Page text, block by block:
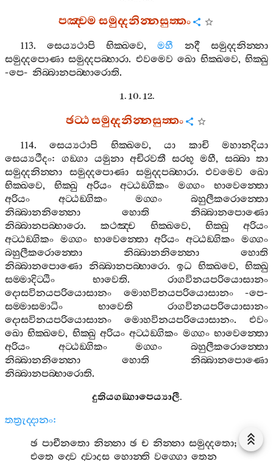
පඤ‍්චමසමුද‍්දනින‍්නසුත‍්තං
113. සෙය්‍යථාපි භික‍්ඛවෙ,මහී නදී
සමුද‍්දනින‍්නා
සමුද‍්දපොණා සමුද‍්දපබ‍්භාරා. එවමෙව ඛො භික‍්ඛවෙ,භික‍්ඛු
-පෙ- නිබ‍්බානපබ‍්භාරොති.
1. 10. 12.
ඡට‍්ඨසමුද‍්දනින‍්නසුත‍්තං
114.සෙය්‍යථාපි භික‍්ඛවෙ,යා කාචි
මහානදියා
සෙය්‍යථීදං:ගඞ‍්ගා යමුනා අචිරවතී සරභූ මහී, සබ‍්බා තා
සමුද‍්දනින‍්නා
සමුද‍්දපොණා සමුද‍්දපබ‍්භාරා.එවමෙව
ඛො
භික‍්ඛවෙ, භික‍්ඛු අරියං අට‍්ඨඞ‍්ගිකං මග‍්ගං
භාවෙන‍්තො
අරියං
අට‍්ඨඞ‍්ගිකං මග‍්ගං
බහුලීකරොන‍්තො
නිබ‍්බානනින‍්නො
හොති
නිබ‍්බානපොණො
නිබ‍්බානපබ‍්භාරො.කථඤ‍්ච භික‍්ඛවෙ, භික‍්ඛු
අරියං
අට‍්ඨඞ‍්ගිකං මග‍්ගං භාවෙන‍්තො අරියං අට‍්ඨඞ‍්ගිකං මග‍්ගං
බහුලීකරොන‍්තො
නිබ‍්බානනින‍්නො
හොති
නිබ‍්බානපොණො නිබ‍්බානපබ‍්භාරො. ඉධ භික‍්ඛවෙ, භික‍්ඛු
සම‍්මාදිට‍්ඨිං
භාවෙති. රාගවිනයපරියොසානං
දොසවිනයපරියොසානං
මොහවිනයපරියොසානං-පෙ-
සම‍්මාසමාධිං
භාවෙති
රාගවිනයපරියොසානං
දොසවිනයපරියොසානං
මොහවිනයපරියොසානං. එවං
ඛො භික‍්ඛවෙ, භික‍්ඛු අරියං අට‍්ඨඞ‍්ගිකං මග‍්ගං භාවෙන‍්තො
අරියං
අට‍්ඨඞ‍්ගිකං මග‍්ගං
බහුලීකරොන‍්තො
නිබ‍්බානනින‍්නො
හොති
නිබ‍්බානපොණො
නිබ‍්බානපබ‍්භාරොති.
දුතියගඞ‍්ගාපෙය්‍යාලී.
තත්‍රුද‍්දානං:
ඡ පාචීනතො නින‍්නා ඡ ච නින‍්නා සමුද‍්දතො;
එතෙ ද‍්වෙ ද‍්වාදස හොන‍්ති වග‍්ගො තෙන